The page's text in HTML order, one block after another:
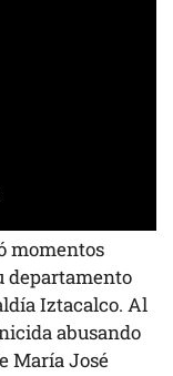
momentos
departamento
Iztacalco. Al
abusando
María José